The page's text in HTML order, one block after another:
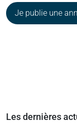
Je publie une
Les dernières